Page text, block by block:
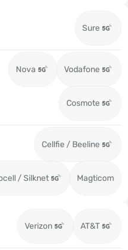
Sure
Nova Vodafone
Cosmote
Cellfie / Beeline
/ Silknet Magticom
Verizon AT&T